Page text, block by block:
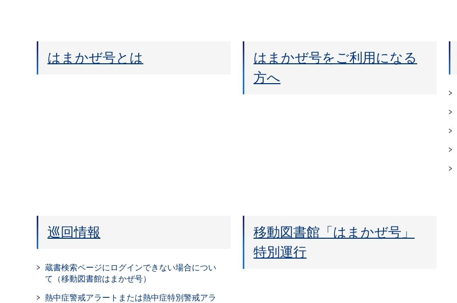
はまかぜ号とは
はまかぜ号をご利用になる
方へ
巡回情報
蔵書検索ページにログインできない場合につい
て（移動図書館はまかぜ号）
熱中症警戒アラートまたは熱中症特別警戒アラ
移動図書館「はまかぜ号」
特別運行